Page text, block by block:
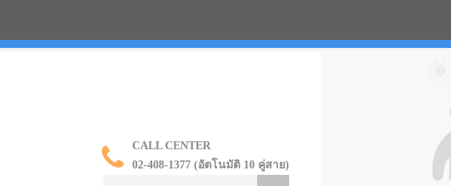
CALL CENTER
02-408-1377 (อัตโนมัติ 10 คู่สาย)
ฟ ร่มกลับด้าน ราคาส่ง